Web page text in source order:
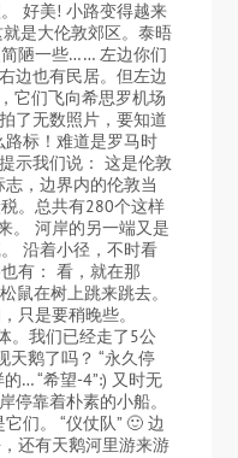
好美! 小路变得越来
是大伦敦郊区。泰晤
陋一些…… 左边你们
边也有民居。但左边
它们飞向希思罗机场
了无数照片，要知道
标！难道是罗马时
示我们说： 这是伦敦
，边界内的伦敦当
。总共有280个这样
。 河岸的另一端又是
沿着小径，不时看
有： 看，就在那
鼠在树上跳来跳去。
只是要稍晚些。
。我们已经走了5公
天鹅了吗？ “永久停
… “希望-4”:) 又时无
靠着朴素的小船。
们。 “仪仗队” 🙂 边
还有天鹅河里游来游